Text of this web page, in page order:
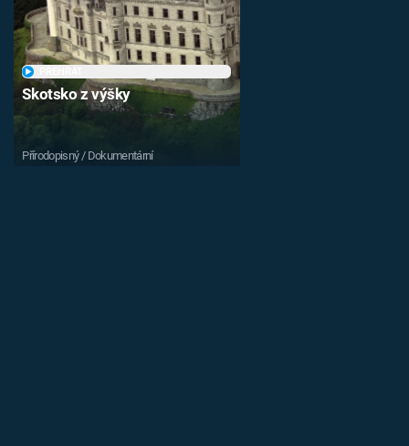
Skotsko z výšky
Přírodopisný / Dokumentární